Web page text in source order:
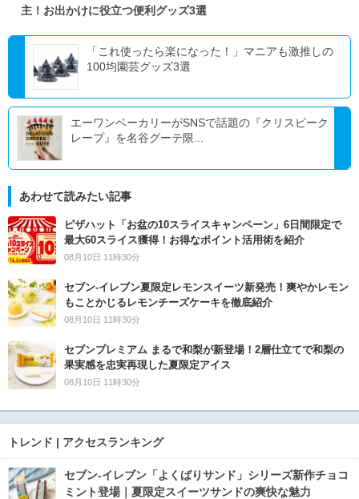
主！お出かけに役立つ便利グッズ3選
「これ使ったら楽になった！」マニアも激推しの
100均園芸グッズ3選
エーワンベーカリーがSNSで話題の『クリスピーク
レープ』を名谷グーテ限...
あわせて読みたい記事
ピザハット「お盆の10スライスキャンペーン」6日間限定で
最大60スライス獲得！お得なポイント活用術を紹介
08月10日 11時30分
セブン‐イレブン夏限定レモンスイーツ新発売！爽やかレモン
もことかじるレモンチーズケーキを徹底紹介
08月10日 11時30分
セブンプレミアム まるで和梨が新登場！2層仕立てで和梨の
果実感を忠実再現した夏限定アイス
08月10日 11時30分
トレンド | アクセスランキング
セブン‐イレブン「よくばりサンド」シリーズ新作チョコ
ミント登場｜夏限定スイーツサンドの爽快な魅力